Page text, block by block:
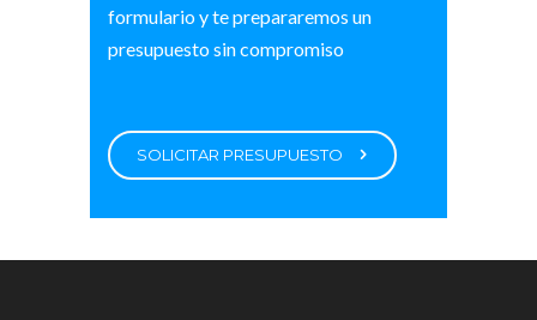
formulario y te prepararemos un
presupuesto sin compromiso
SOLICITAR PRESUPUESTO